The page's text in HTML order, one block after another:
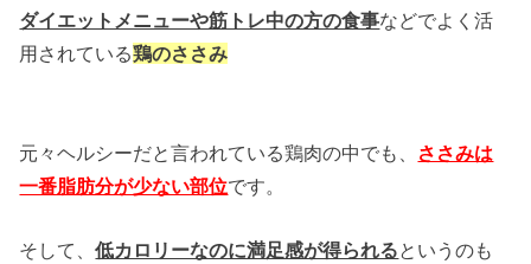
ダイエットメニューや筋トレ中の方の食事などでよく活
用されている鶏のささみ
元々ヘルシーだと言われている鶏肉の中でも、 ささみは
一番脂肪分が少ない部位です。
そして、低カロリーなのに満足感が得られるというのも